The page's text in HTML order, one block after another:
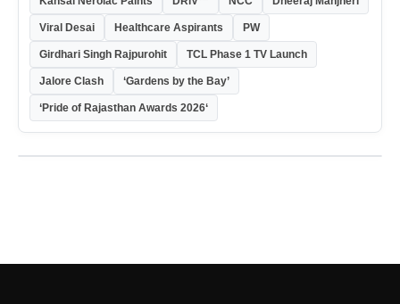
Viral Desai Healthcare Aspirants PW
Girdhari Singh Rajpurohit TCL Phase 1 TV Launch
Jalore Clash ‘Gardens by the Bay’
‘Pride of Rajasthan Awards 2026‘